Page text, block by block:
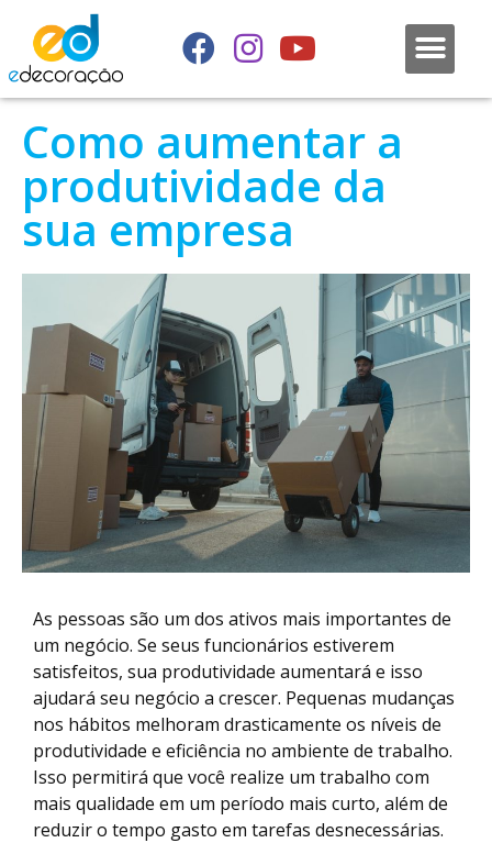
Como aumentar a
produtividade da
sua empresa
As pessoas são um dos ativos mais importantes de
um negócio. Se seus funcionários estiverem
satisfeitos, sua produtividade aumentará e isso
ajudará seu negócio a crescer. Pequenas mudanças
nos hábitos melhoram drasticamente os níveis de
produtividade e eficiência no ambiente de trabalho.
Isso permitirá que você realize um trabalho com
mais qualidade em um período mais curto, além de
reduzir o tempo gasto em tarefas desnecessárias.